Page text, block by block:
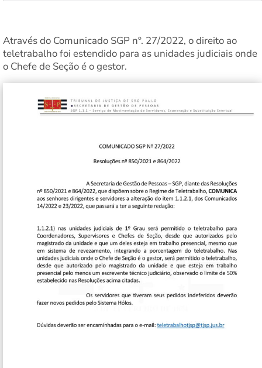
Através do Comunicado SGP nº. 27/2022, o direito ao
teletrabalho foi estendido para as unidades judiciais onde
o Chefe de Seção é o gestor.